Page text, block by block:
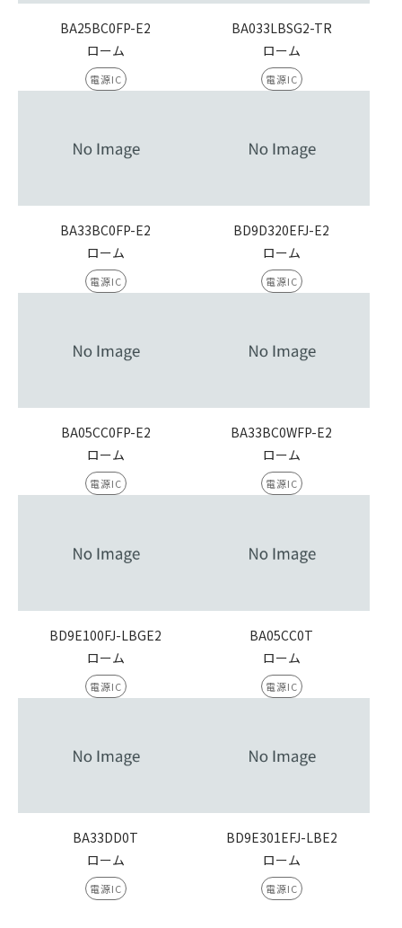
BA25BC0FP-E2
ローム
電源IC
BA033LBSG2-TR
ローム
電源IC
BA33BC0FP-E2
ローム
電源IC
BD9D320EFJ-E2
ローム
電源IC
BA05CC0FP-E2
ローム
電源IC
BA33BC0WFP-E2
ローム
電源IC
BD9E100FJ-LBGE2
ローム
電源IC
BA05CC0T
ローム
電源IC
BA33DD0T
ローム
電源IC
BD9E301EFJ-LBE2
ローム
電源IC